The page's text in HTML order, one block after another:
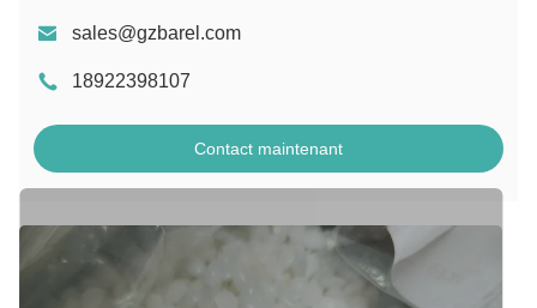
sales@gzbarel.com
18922398107
Contact maintenant